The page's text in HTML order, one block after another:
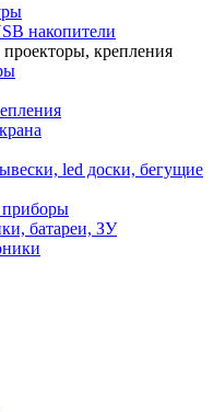
накопители
крепления
led доски, бегущие
приборы
батареи, ЗУ